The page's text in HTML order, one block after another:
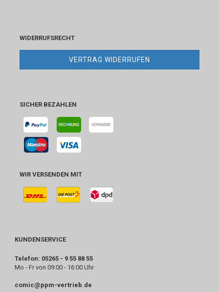
WIDERRUFSRECHT
VERTRAG WIDERRUFEN
SICHER BEZAHLEN
WIR VERSENDEN MIT
KUNDENSERVICE
Telefon: 05265 - 9 55 88 55
Mo - Fr von 09:00 - 16:00 Uhr
comic@ppm-vertrieb.de